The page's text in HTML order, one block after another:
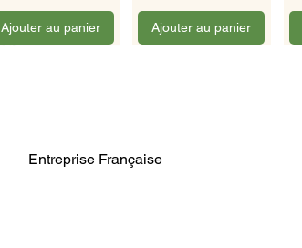
Ajouter au panier Ajouter au panier
Entreprise Française